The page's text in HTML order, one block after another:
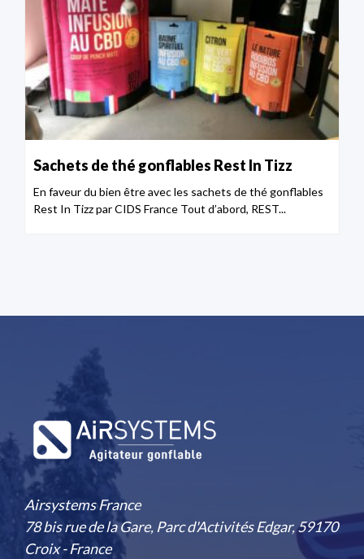
Sachets de thé gonflables Rest In Tizz
En faveur du bien être avec les sachets de thé gonflables
Rest In Tizz par CIDS France Tout d’abord, REST...
Airsystems France
78 bis rue de la Gare, Parc d'Activités Edgar, 59170
Croix - France